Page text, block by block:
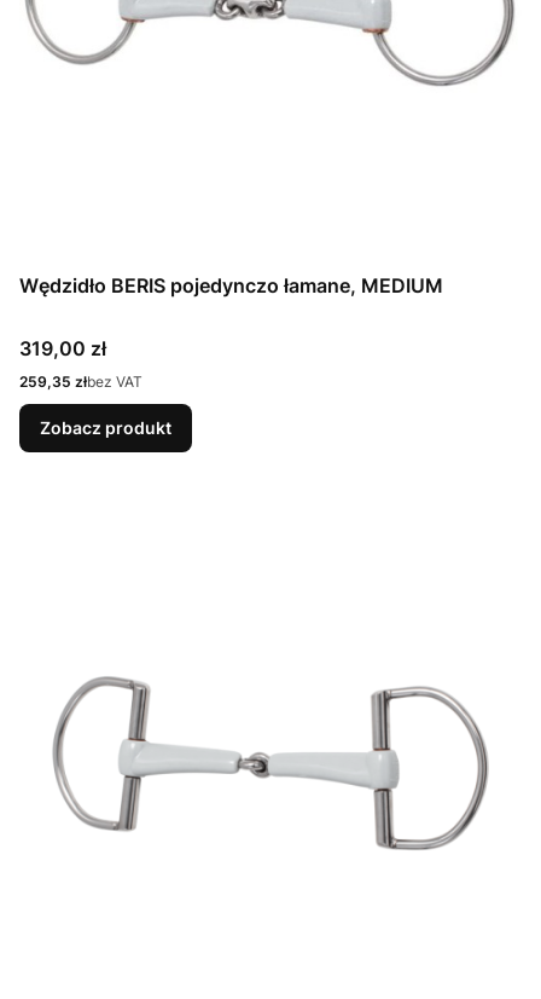
Wędzidło BERIS pojedynczo łamane, MEDIUM
Cena
319,00 zł
Cena
259,35 złbez VAT
Zobacz produkt